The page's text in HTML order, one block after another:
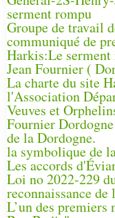
serment rompu
Groupe de travail
communiqué de
Harkis:Le
Jean Fournier (
La charte du site
l'Association
Veuves et
Fournier
de la Dordogne.
la symbolique de
Les accords
Loi no 2022-229
reconnaissance
L’un des